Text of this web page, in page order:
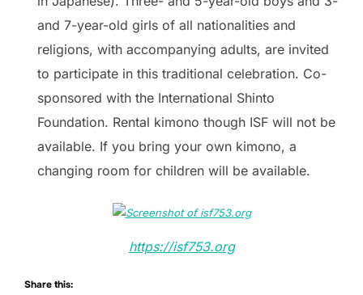
and 7-year-old girls of all nationalities and
religions, with accompanying adults, are invited
to participate in this traditional celebration. Co-
sponsored with the International Shinto
Foundation. Rental kimono though ISF will not be
available. If you bring your own kimono, a
changing room for children will be available.
https://isf753.org
Share this: